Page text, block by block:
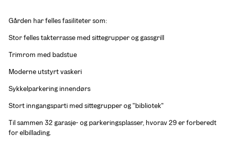
Gården har felles fasiliteter som:
Stor felles takterrasse med sittegrupper og gassgrill
Trimrom med badstue
Moderne utstyrt vaskeri
Sykkelparkering innendørs
Stort inngangsparti med sittegrupper og "bibliotek"
Til sammen 32 garasje- og parkeringsplasser, hvorav 29 er forberedt
for elbillading.